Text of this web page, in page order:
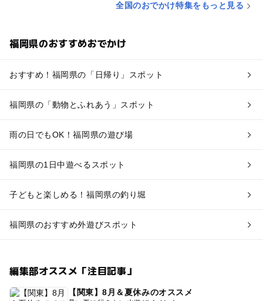
全国のおでかけ特集をもっと見る
福岡県のおすすめおでかけ
おすすめ！福岡県の「日帰り」スポット
福岡県の「動物とふれあう」スポット
雨の日でもOK！福岡県の遊び場
福岡県の1日中遊べるスポット
子どもと楽しめる！福岡県の釣り堀
福岡県のおすすめ外遊びスポット
編集部オススメ「注目記事」
【関東】8月＆夏休みのオススメ